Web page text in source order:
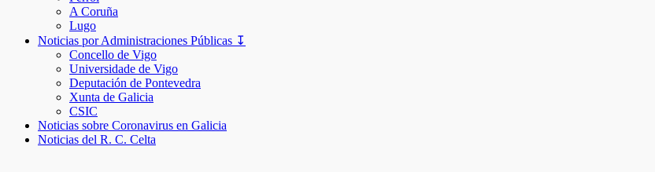
A Coruña
Lugo
Noticias por Administraciones Públicas ↧
Concello de Vigo
Universidade de Vigo
Deputación de Pontevedra
Xunta de Galicia
CSIC
Noticias sobre Coronavirus en Galicia
Noticias del R. C. Celta